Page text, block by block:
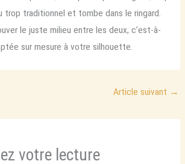
trop traditionnel et tombe dans le ringard.
le juste milieu entre les deux, c’est-à-
sur mesure à votre silhouette.
Article suivant →
votre lecture